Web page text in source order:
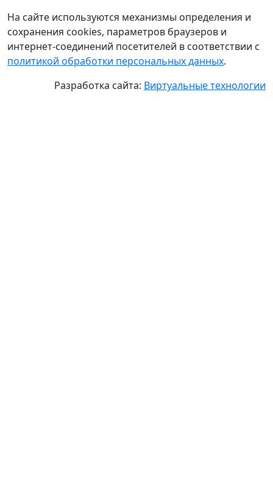
На сайте используются механизмы определения и
сохранения cookies, параметров браузеров и
интернет-соединений посетителей в соответствии с
политикой обработки персональных данных.
Разработка сайта: Виртуальные технологии